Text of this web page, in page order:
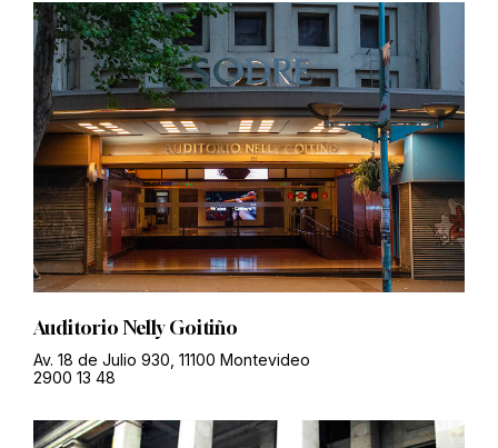
Auditorio Nelly Goitiño
Av. 18 de Julio 930, 11100 Montevideo
2900 13 48